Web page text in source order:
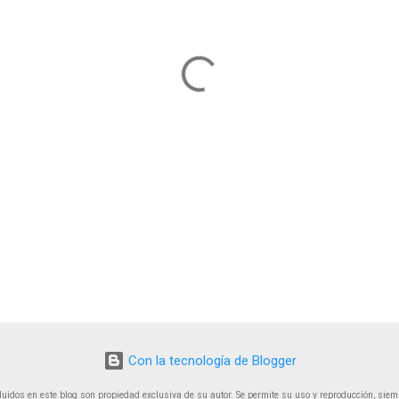
Con la tecnología de Blogger
en este blog son propiedad exclusiva de su autor. Se permite su uso y reproducción,